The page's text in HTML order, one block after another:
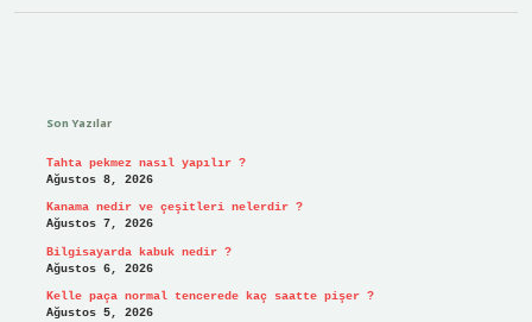
Son Yazılar
Tahta pekmez nasıl yapılır ?
Ağustos 8, 2026
Kanama nedir ve çeşitleri nelerdir ?
Ağustos 7, 2026
Bilgisayarda kabuk nedir ?
Ağustos 6, 2026
Kelle paça normal tencerede kaç saatte pişer ?
Ağustos 5, 2026